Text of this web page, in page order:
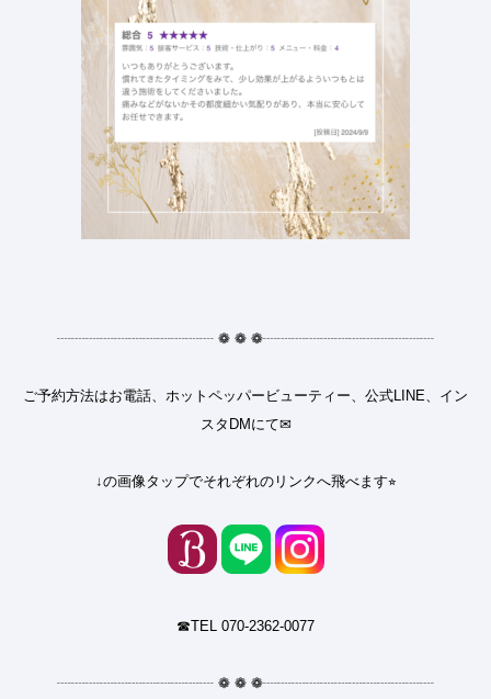
┈┈┈┈┈┈┈┈┈┈┈ ❁ ❁ ❁┈┈┈┈┈┈┈┈┈┈┈┈
ご予約方法はお電話、ホットペッパービューティー、公式LINE、イン
スタDMにて✉︎
↓の画像タップでそれぞれのリンクへ飛べます⭐︎
☎︎TEL 070-2362-0077
┈┈┈┈┈┈┈┈┈┈┈ ❁ ❁ ❁┈┈┈┈┈┈┈┈┈┈┈┈